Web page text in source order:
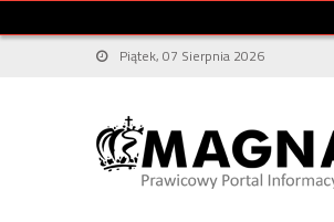
Piątek, 07 Sierpnia 2026